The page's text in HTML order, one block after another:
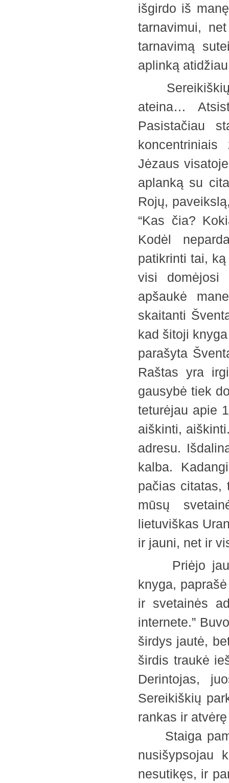
išgirdo iš
tarnavimui,
tarnavimą
aplinką
Sereikiškių
ateina…
Pasistačiau
Jėzaus
aplanką su
Rojų,
“Kas čia?
Kodėl
patikrinti tai,
visi domėjosi
apšaukė
skaitanti
kad šitoji
parašyta
Raštas yra
gausybė tiek
teturėjau apie
aiškinti,
adresu.
kalba.
pačias citatas,
mūsų
lietuviškas
ir jauni, net
Priėjo
knyga,
ir svetainės
internete.”
širdys jautė,
širdis traukė
Derintojas,
Sereikiškių
rankas ir
Staiga
nusišypsojau
nesutikęs, ir